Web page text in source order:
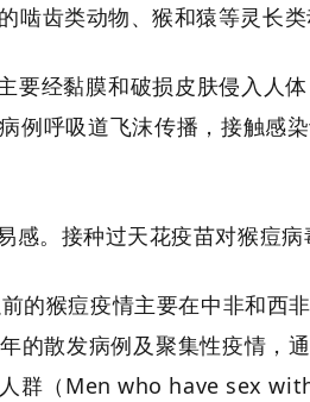
啮齿类动物、猴和猿等灵长
要经黏膜和破损皮肤侵入人
例呼吸道飞沫传播，接触感
感。接种过天花疫苗对猴痘
的猴痘疫情主要在中非和西
的散发病例及聚集性疫情，
群（Men who have sex